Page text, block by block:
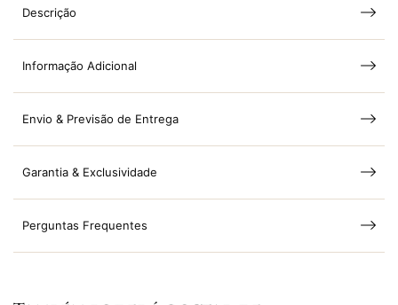
Descrição
Informação Adicional
Envio & Previsão de Entrega
Garantia & Exclusividade
Perguntas Frequentes